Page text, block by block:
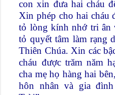
con xin đưa hai cháu
Xin phép cho hai cháu
tỏ lòng kính nhớ tri ân
tỏ quyết tâm làm rạng
Thiên Chúa. Xin các
cháu được trăm năm
cha mẹ họ hàng hai
hôn nhân và gia